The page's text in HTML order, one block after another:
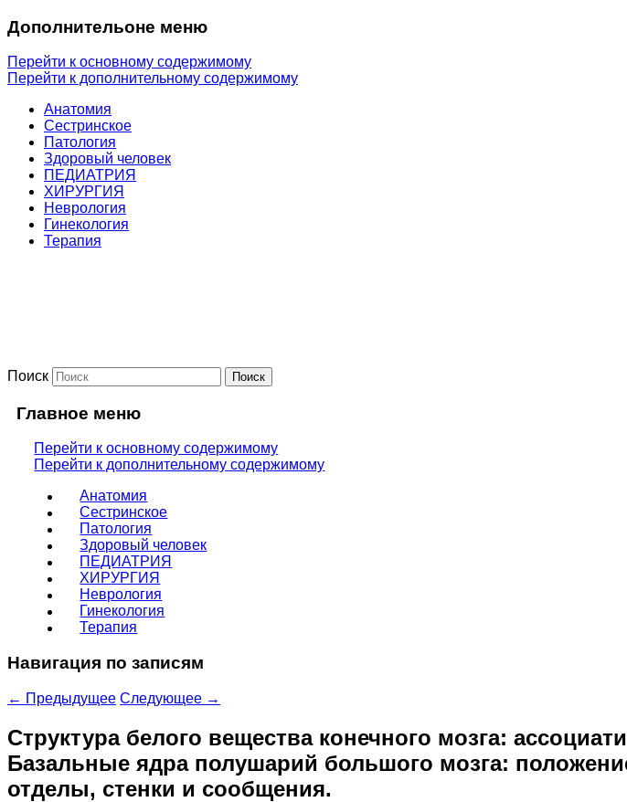
Дополнительоне меню
Перейти к основному содержимому
Перейти к дополнительному содержимому
Анатомия
Сестринское
Патология
Здоровый человек
ПЕДИАТРИЯ
ХИРУРГИЯ
Неврология
Гинекология
Терапия
Поиск
Главное меню
Перейти к основному содержимому
Перейти к дополнительному содержимому
Анатомия
Сестринское
Патология
Здоровый человек
ПЕДИАТРИЯ
ХИРУРГИЯ
Неврология
Гинекология
Терапия
Навигация по записям
← Предыдущее Следующее →
Структура белого вещества конечного мозга:
Базальные ядра полушарий большого мозга:
отделы, стенки и сообщения.